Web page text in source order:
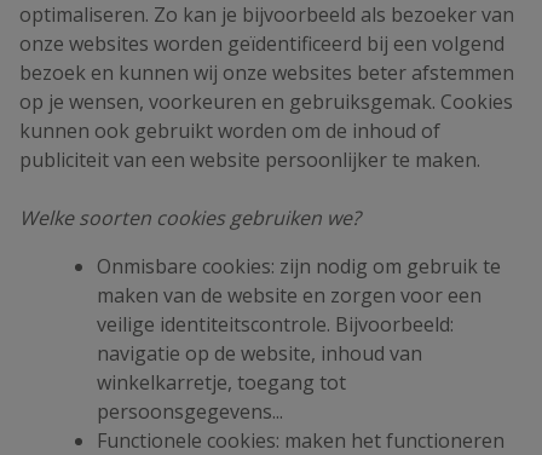
optimaliseren. Zo kan je bijvoorbeeld als bezoeker van
onze websites worden geïdentificeerd bij een volgend
bezoek en kunnen wij onze websites beter afstemmen
op je wensen, voorkeuren en gebruiksgemak. Cookies
kunnen ook gebruikt worden om de inhoud of
publiciteit van een website persoonlijker te maken.
Welke soorten cookies gebruiken we?
Onmisbare cookies: zijn nodig om gebruik te
maken van de website en zorgen voor een
veilige identiteitscontrole. Bijvoorbeeld:
navigatie op de website, inhoud van
winkelkarretje, toegang tot
persoonsgegevens...
Functionele cookies: maken het functioneren